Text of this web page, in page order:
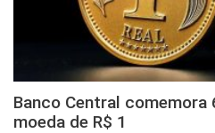
Banco Central comemora
moeda de R$ 1